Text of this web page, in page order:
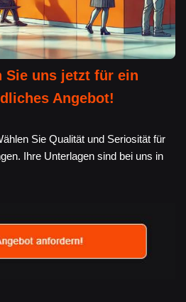
Sie uns jetzt für ein
Angebot!
Sie Qualität und Seriosität für
Ihre Unterlagen sind bei uns in